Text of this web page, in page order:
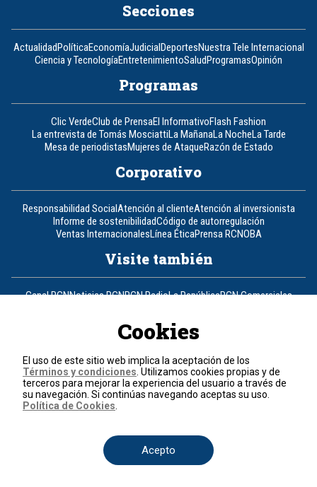
Secciones
ActualidadPolíticaEconomíaJudicialDeportesNuestra Tele Internacional
Ciencia y TecnologíaEntretenimientoSaludProgramasOpinión
Programas
Clic VerdeClub de PrensaEl InformativoFlash Fashion
La entrevista de Tomás MosciattiLa MañanaLa NocheLa Tarde
Mesa de periodistasMujeres de AtaqueRazón de Estado
Corporativo
Responsabilidad SocialAtención al clienteAtención al inversionista
Informe de sostenibilidadCódigo de autorregulación
Ventas InternacionalesLínea ÉticaPrensa RCNOBA
Visite también
Canal RCNNoticias RCNRCN RadioLa RepúblicaRCN Comerciales
Un producto de RCN Televisión
Contáctenos
Teléfono+57 (601) 426 92 92
Términos y condiciones
© 2026, RCN Medios.
Cookies
El uso de este sitio web implica la aceptación de los
Términos y condiciones . Utilizamos cookies propias y de
terceros para mejorar la experiencia del usuario a través de
su navegación. Si continúas navegando aceptas su uso.
Política de Cookies
Acepto